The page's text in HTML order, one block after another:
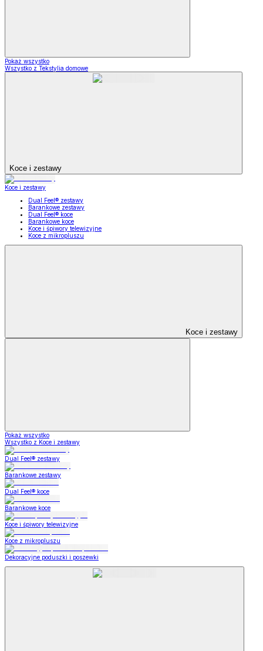
Pokaż wszystko
Wszystko z Tekstylia domowe
Koce i zestawy
Koce i zestawy
Dual Feel® zestawy
Barankowe zestawy
Dual Feel® koce
Barankowe koce
Koce i śpiwory telewizyjne
Koce z mikropluszu
Koce i zestawy
Pokaż wszystko
Wszystko z Koce i zestawy
Dual Feel® zestawy
Barankowe zestawy
Dual Feel® koce
Barankowe koce
Koce i śpiwory telewizyjne
Koce z mikropluszu
Dekoracyjne poduszki i poszewki